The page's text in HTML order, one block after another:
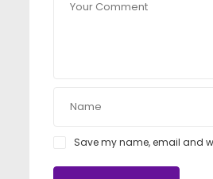
Save my name, email and